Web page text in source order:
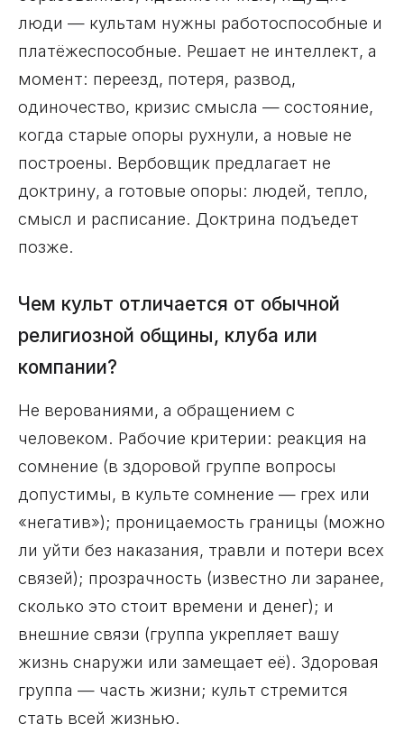
люди — культам нужны работоспособные и
платёжеспособные. Решает не интеллект, а
момент: переезд, потеря, развод,
одиночество, кризис смысла — состояние,
когда старые опоры рухнули, а новые не
построены. Вербовщик предлагает не
доктрину, а готовые опоры: людей, тепло,
смысл и расписание. Доктрина подъедет
позже.
Чем культ отличается от обычной
религиозной общины, клуба или
компании?
Не верованиями, а обращением с
человеком. Рабочие критерии: реакция на
сомнение (в здоровой группе вопросы
допустимы, в культе сомнение — грех или
«негатив»); проницаемость границы (можно
ли уйти без наказания, травли и потери всех
связей); прозрачность (известно ли заранее,
сколько это стоит времени и денег); и
внешние связи (группа укрепляет вашу
жизнь снаружи или замещает её). Здоровая
группа — часть жизни; культ стремится
стать всей жизнью.